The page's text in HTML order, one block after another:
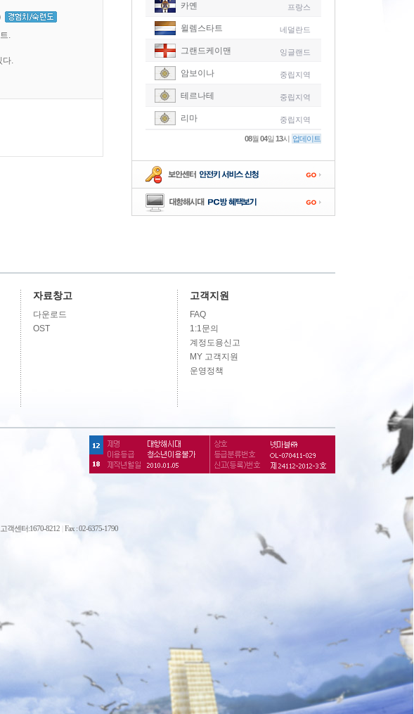
.
다.
-
카옌 프랑스
윌렘스타트 네덜란드
그랜드케이맨 잉글랜드
암보이나 중립지역
테르나테 중립지역
리마 중립지역
08월04일13시 업데이트
자료창고
다운로드
OST
고객지원
FAQ
1:1문의
계정도용신고
MY 고객지원
운영정책
객센터:1670-8212 Fax : 02-6375-1790